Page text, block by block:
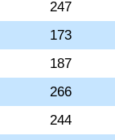
247
173
187
266
244